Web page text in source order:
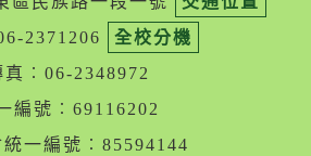
2371206
全校分機
真︰06-2348972
編號︰69116202
統一編號︰85594144